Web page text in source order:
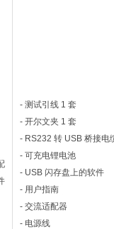
- 测试引线 1 套
- 开尔文夹 1 套
- RS232 转 USB 桥接电
- 可充电锂电池
- USB 闪存盘上的软件
- 用户指南
- 交流适配器
- 电源线